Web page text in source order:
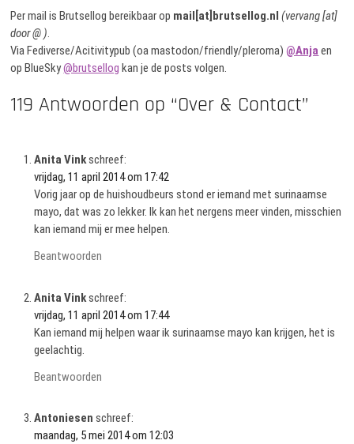
Per mail is Brutsellog bereikbaar op mail[at]brutsellog.nl(vervang [at]
door @ ).
Via Fediverse/Acitivitypub (oa mastodon/friendly/pleroma)@Anjaen
op BlueSky@brutsellog kan je de posts volgen.
119 Antwoorden op “Over & Contact”
Anita Vinkschreef:
vrijdag, 11 april 2014 om 17:42
Vorig jaar op de huishoudbeurs stond er iemand met surinaamse
mayo, dat was zo lekker. Ik kan het nergens meer vinden, misschien
kan iemand mij er mee helpen.
Beantwoorden
Anita Vinkschreef:
vrijdag, 11 april 2014 om 17:44
Kan iemand mij helpen waar ik surinaamse mayo kan krijgen, het is
geelachtig.
Beantwoorden
Antoniesen schreef:
maandag, 5 mei 2014 om 12:03